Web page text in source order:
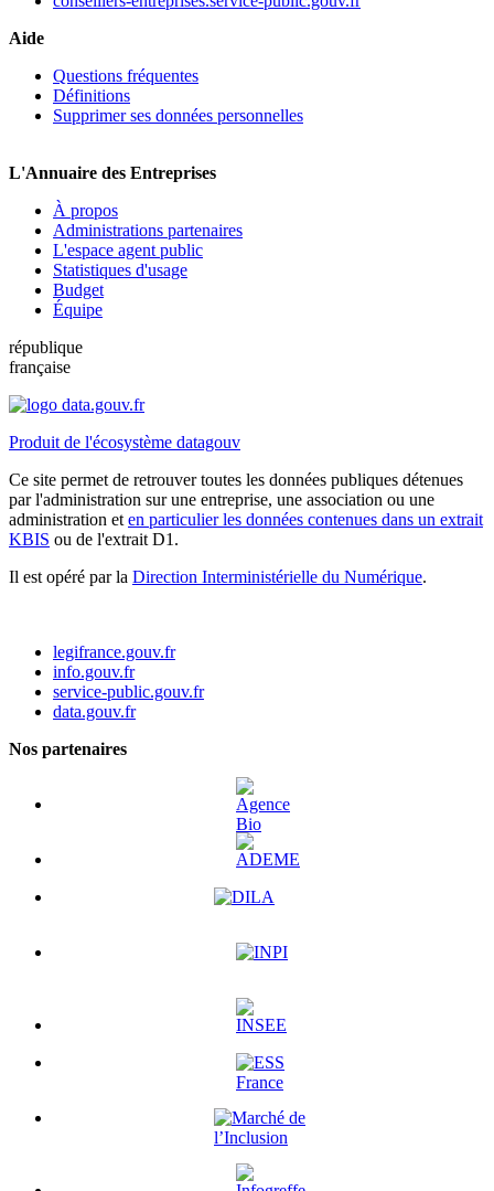
Aide
Questions fréquentes
Définitions
Supprimer ses données personnelles
L'Annuaire des Entreprises
À propos
Administrations partenaires
L'espace agent public
Statistiques d'usage
Budget
Équipe
république
française
Produit de l'écosystème datagouv
Ce site permet de retrouver toutes les données publiques détenues
par l'administration sur une entreprise, une association ou une
administration et en particulier les données contenues dans un extrait
KBIS ou de l'extrait D1.
Il est opéré par la Direction Interministérielle du Numérique.
legifrance.gouv.fr
info.gouv.fr
service-public.gouv.fr
data.gouv.fr
Nos partenaires